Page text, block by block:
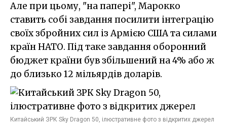
Але при цьому, "на папері", Марокко
ставить собі завдання посилити інтеграцію
своїх збройних сил із Армією США та силами
країн НАТО. Під таке завдання оборонний
бюджет країни був збільшений на 4% або ж
до близько 12 мільярдів доларів.
Китайський ЗРК Sky Dragon 50, ілюстративне фото з відкритих джерел